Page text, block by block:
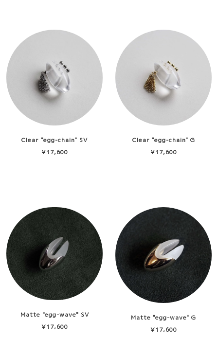
Clear "egg-chain" SV
¥17,600
Clear "egg-chain" G
¥17,600
Matte "egg-wave" SV
¥17,600
Matte "egg-wave" G
¥17,600